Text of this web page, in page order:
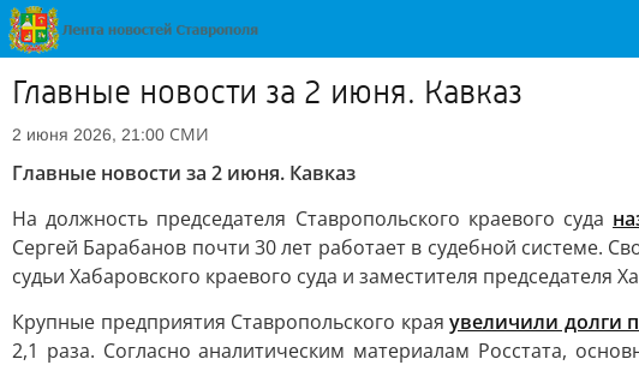
Главные новости за 2 июня. Кавказ
2 июня 2026, 21:00 СМИ
Главные новости за 2 июня. Кавказ
На должность председателя Ставропольского краевого суда
Сергей Барабанов почти 30 лет работает в судебной системе.
судьи Хабаровского краевого суда и заместителя председателя
Крупные предприятия Ставропольского края увеличили долги
2,1 раза. Согласно аналитическим материалам Росстата,